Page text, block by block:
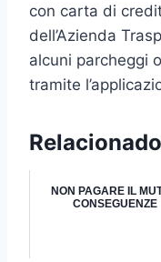
con carta di
dell’Azienda
alcuni parcheggi
tramite
NON PAGARE IL
CONSEGUENZE